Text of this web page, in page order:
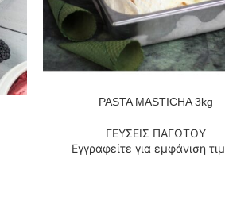
ΔΙΑΒΆΣΤΕ ΠΕΡΙΣΣΌΤΕΡΑ
PASTA MASTICHA 3kg
ΓΕΥΣΕΙΣ ΠΑΓΩΤΟΥ
Εγγραφείτε για εμφάνιση